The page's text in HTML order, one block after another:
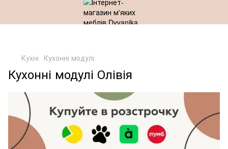
Кухні Кухонні модулі
Кухонні модулі Олівія